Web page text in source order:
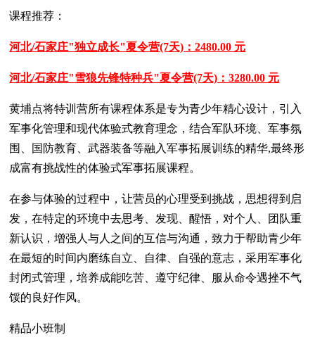
课程推荐：
河北/石家庄"独立成长"夏令营(7天)：2480.00 元
河北/石家庄"雪狼先锋特种兵"夏令营(7天)：3280.00 元
黄埔点将特训营所有课程体系是专为青少年精心设计，引入
军事化管理和现代体验式教育理念，结合军队环境、军事氛
围、国防教育、武器装备等融入军事拓展训练的精华,最终形
成富有挑战性的体验式军事拓展课程。
在参与体验的过程中，让营员的心理受到挑战，思想得到启
发，在特定的环境中去思考、发现、醒悟，对个人、团队重
新认识，增强人与人之间的互信与沟通，致力于帮助青少年
在最短的时间内磨练自立、自律、自强的意志，采用军事化
封闭式管理，培养成能吃苦、遵守纪律、服从命令遇挫不气
馁的良好作风。
精品小班制